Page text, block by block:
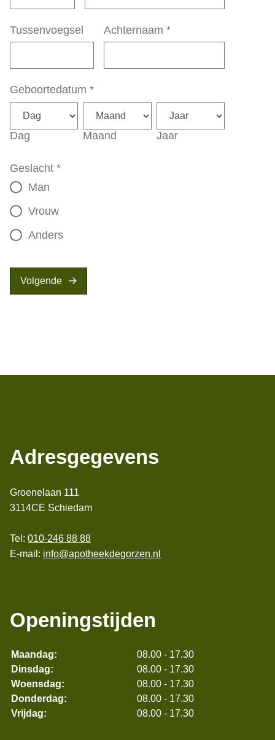
Tussenvoegsel Achternaam *
Geboortedatum *
Dag Maand Jaar
Geslacht *
Man
Vrouw
Anders
Volgende
Adresgegevens
Groenelaan 111
3114CE Schiedam
Tel: 010-246 88 88
E-mail: info@apotheekdegorzen.nl
Openingstijden
Maandag:
08.00 - 17.30
Dinsdag:
08.00 - 17.30
Woensdag:
08.00 - 17.30
Donderdag:
08.00 - 17.30
Vrijdag:
08.00 - 17.30